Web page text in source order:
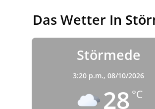
Das Wetter In
Störmede
3:20 p.m., 08/10/2026
28 °C